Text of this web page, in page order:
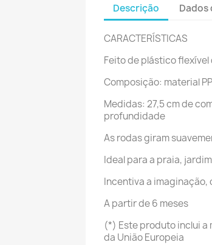
Descrição
CARACTERÍSTICAS
Feito de plástico
Composição: material
Medidas: 27,5 cm de
profundidade
As rodas giram
Ideal para a praia,
Incentiva a imaginação,
A partir de 6 meses
(*) Este produto inclui a
da União Europeia